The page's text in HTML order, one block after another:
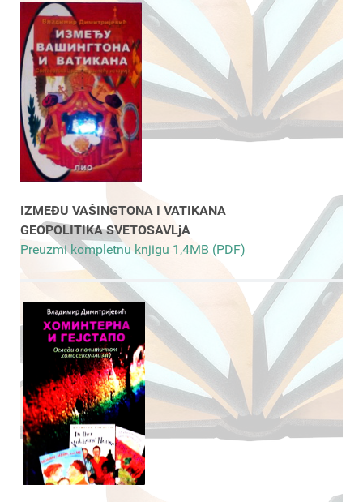
IZMEĐU VAŠINGTONA I VATIKANA
GEOPOLITIKA SVETOSAVLjA
Preuzmi kompletnu knjigu 1,4MB (PDF)